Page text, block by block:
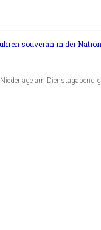
souverän in der
am Dienstagabend